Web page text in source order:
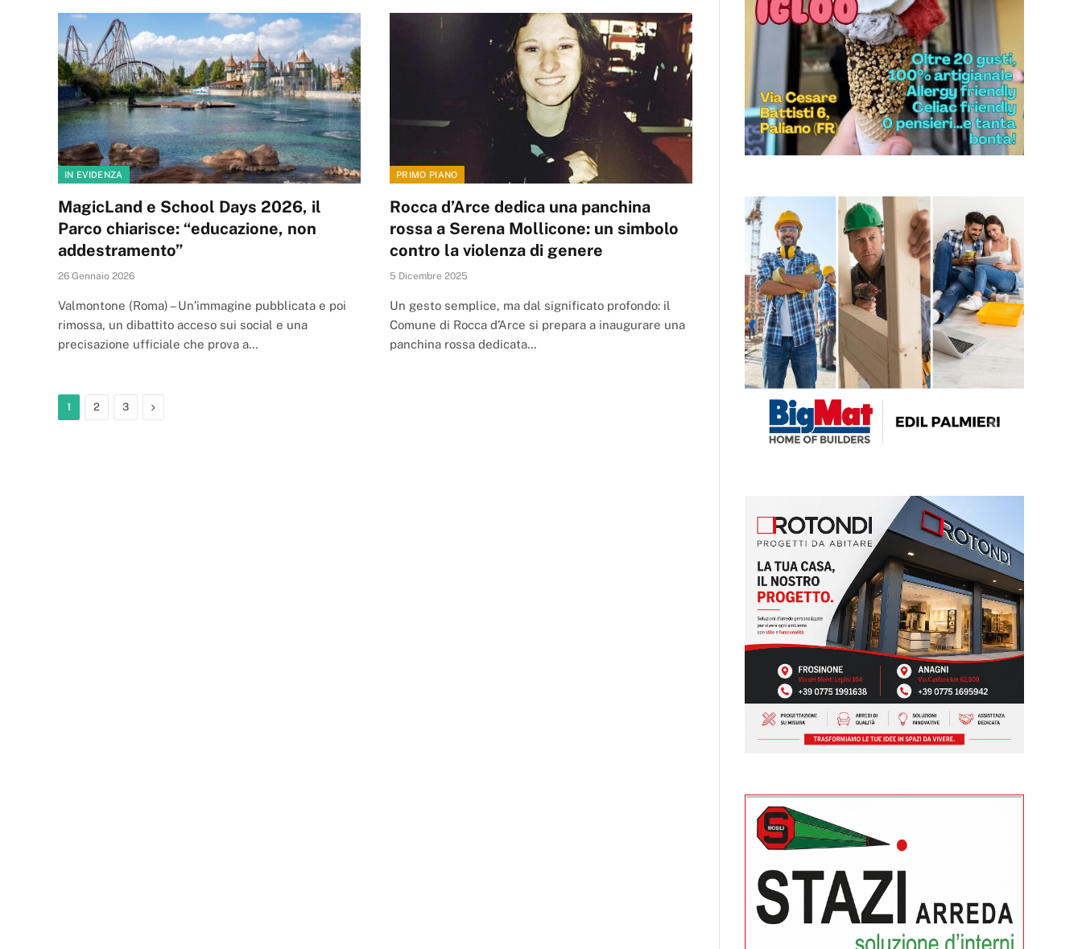
IN EVIDENZA
MagicLand e School Days 2026, il
Parco chiarisce: “educazione, non
addestramento”
26 Gennaio 2026
Valmontone (Roma) – Un’immagine pubblicata e poi
rimossa, un dibattito acceso sui social e una
precisazione ufficiale che prova a…
PRIMO PIANO
Rocca d’Arce dedica una panchina
rossa a Serena Mollicone: un simbolo
contro la violenza di genere
5 Dicembre 2025
Un gesto semplice, ma dal significato profondo: il
Comune di Rocca d’Arce si prepara a inaugurare una
panchina rossa dedicata…
1 2 3 Next